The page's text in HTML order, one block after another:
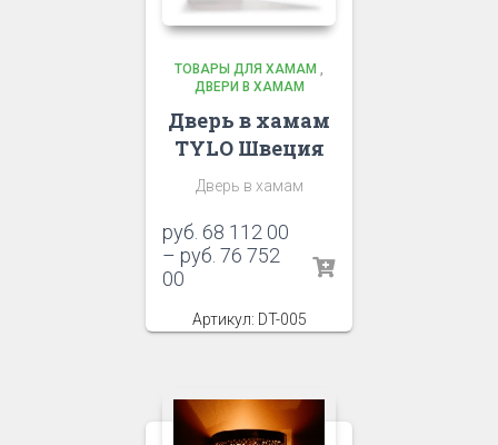
ТОВАРЫ ДЛЯ ХАМАМ ,
ДВЕРИ В ХАМАМ
Дверь в хамам
TYLO Швеция
Дверь в хамам
руб. 68 112 00
– руб. 76 752
00
Артикул: DT-005